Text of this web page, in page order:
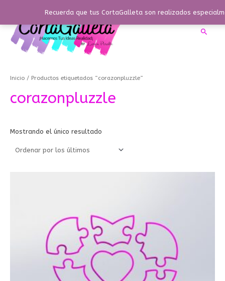
Recuerda que tus CortaGalleta son realizados
contenido
Inicio / Productos etiquetados “corazonpluzzle”
corazonpluzzle
Mostrando el único resultado